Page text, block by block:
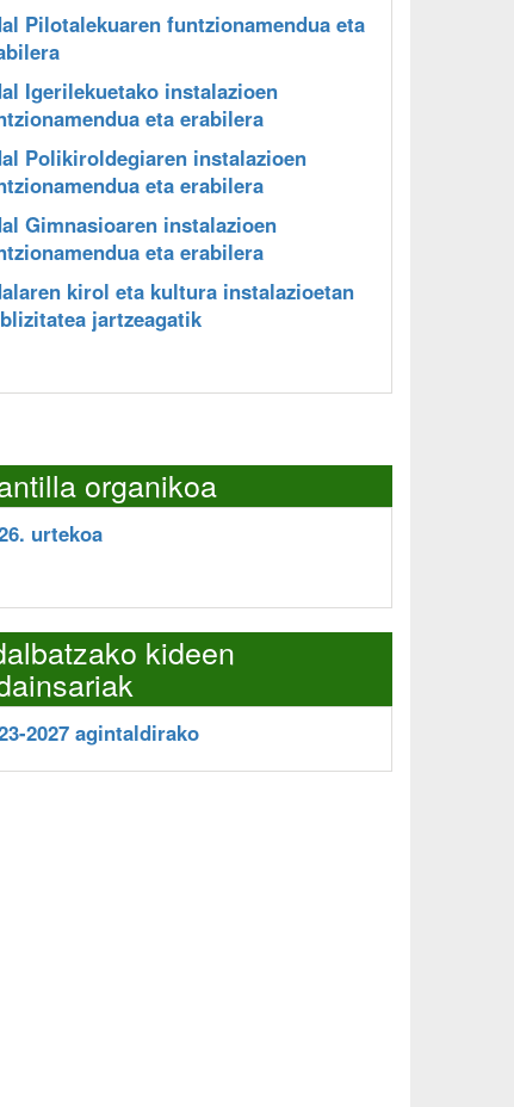
Pilotalekuaren funtzionamendua eta
Igerilekuetako instalazioen
eta erabilera
Polikiroldegiaren instalazioen
eta erabilera
Gimnasioaren instalazioen
eta erabilera
kirol eta kultura instalazioetan
jartzeagatik
organikoa
urtekoa
kideen
2027 agintaldirako